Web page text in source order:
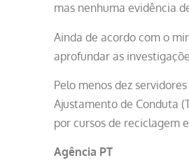
mas nenhuma evidência
Ainda de acordo com o
aprofundar as
Pelo menos dez
Ajustamento de Conduta
por cursos de reciclagem
Agência PT